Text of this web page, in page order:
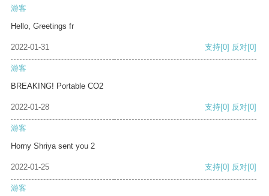
游客
Hello, Greetings fr
2022-01-31 支持[0] 反对[0]
游客
BREAKING! Portable CO2
2022-01-28 支持[0] 反对[0]
游客
Horny Shriya sent you 2
2022-01-25 支持[0] 反对[0]
游客